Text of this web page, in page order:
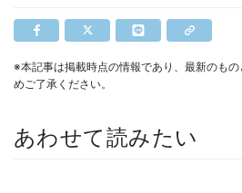
※本記事は掲載時点の情報であり、最新のも
めご了承ください。
あわせて読みたい